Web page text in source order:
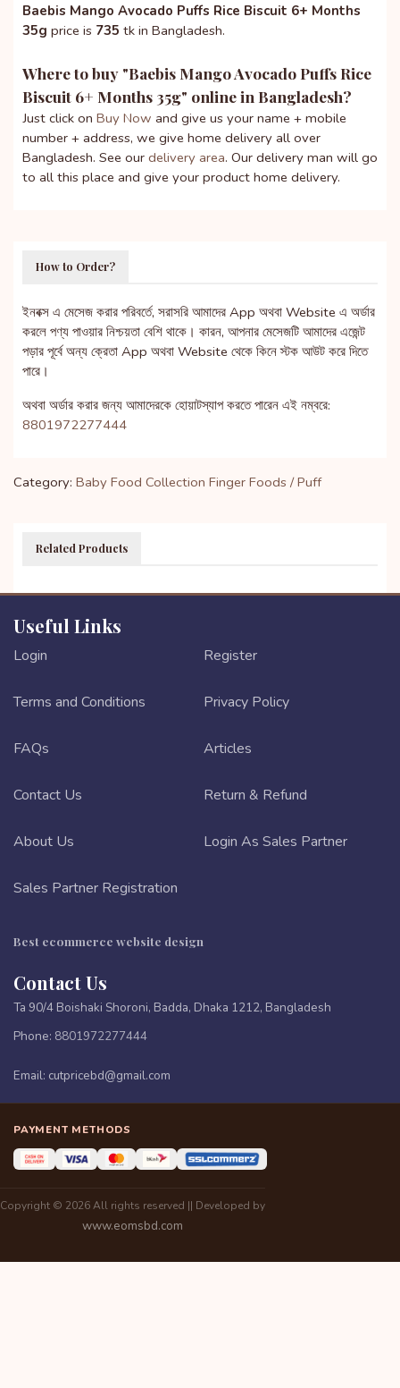
Baebis Mango Avocado Puffs Rice Biscuit 6+ Months
35g price is 735 tk in Bangladesh.
Where to buy "Baebis Mango Avocado Puffs Rice
Biscuit 6+ Months 35g" online in Bangladesh?
Just click on Buy Now and give us your name + mobile
number + address, we give home delivery all over
Bangladesh. See our delivery area. Our delivery man will go
to all this place and give your product home delivery.
How to Order?
ইনবক্স এ মেসেজ করার পরিবর্তে, সরাসরি আমাদের App অথবা Website এ অর্ডার
করলে পণ্য পাওয়ার নিশ্চয়তা বেশি থাকে। কারন, আপনার মেসেজটি আমাদের এজেন্ট
পড়ার পূর্বে অন্য ক্রেতা App অথবা Website থেকে কিনে স্টক আউট করে দিতে
পারে।
অথবা অর্ডার করার জন্য আমাদেরকে হোয়াটস্যাপ করতে পারেন এই নম্বরে:
8801972277444
Category: Baby Food Collection Finger Foods / Puff
Related Products
Useful Links
Login Register
Terms and Conditions Privacy Policy
FAQs Articles
Contact Us Return & Refund
About Us Login As Sales Partner
Sales Partner Registration
Best ecommerce website design
Contact Us
Ta 90/4 Boishaki Shoroni, Badda, Dhaka 1212, Bangladesh
Phone: 8801972277444
Email: cutpricebd@gmail.com
PAYMENT METHODS
Copyright © 2026 All rights reserved || Developed by
www.eomsbd.com